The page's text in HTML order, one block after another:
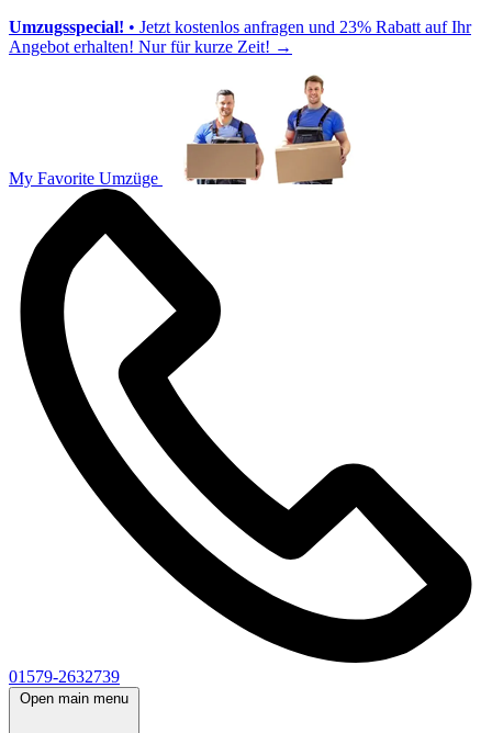
Umzugsspecial! • Jetzt kostenlos anfragen und 23% Rabatt auf Ihr
Angebot erhalten! Nur für kurze Zeit! →
My Favorite Umzüge
01579-2632739
Open main menu